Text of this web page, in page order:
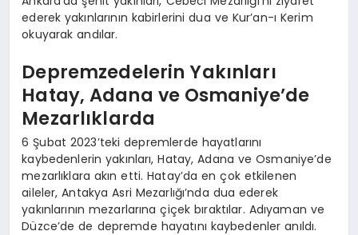
ederek yakınlarının kabirlerini dua ve Kur’an-ı Kerim
okuyarak andılar.
Depremzedelerin Yakınları
Hatay, Adana ve Osmaniye’de
Mezarlıklarda
6 Şubat 2023’teki depremlerde hayatlarını
kaybedenlerin yakınları, Hatay, Adana ve Osmaniye’de
mezarlıklara akın etti. Hatay’da en çok etkilenen
aileler, Antakya Asri Mezarlığı’nda dua ederek
yakınlarının mezarlarına çiçek bıraktılar. Adıyaman ve
Düzce’de de depremde hayatını kaybedenler anıldı.